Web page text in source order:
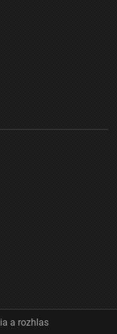
a rozhlas